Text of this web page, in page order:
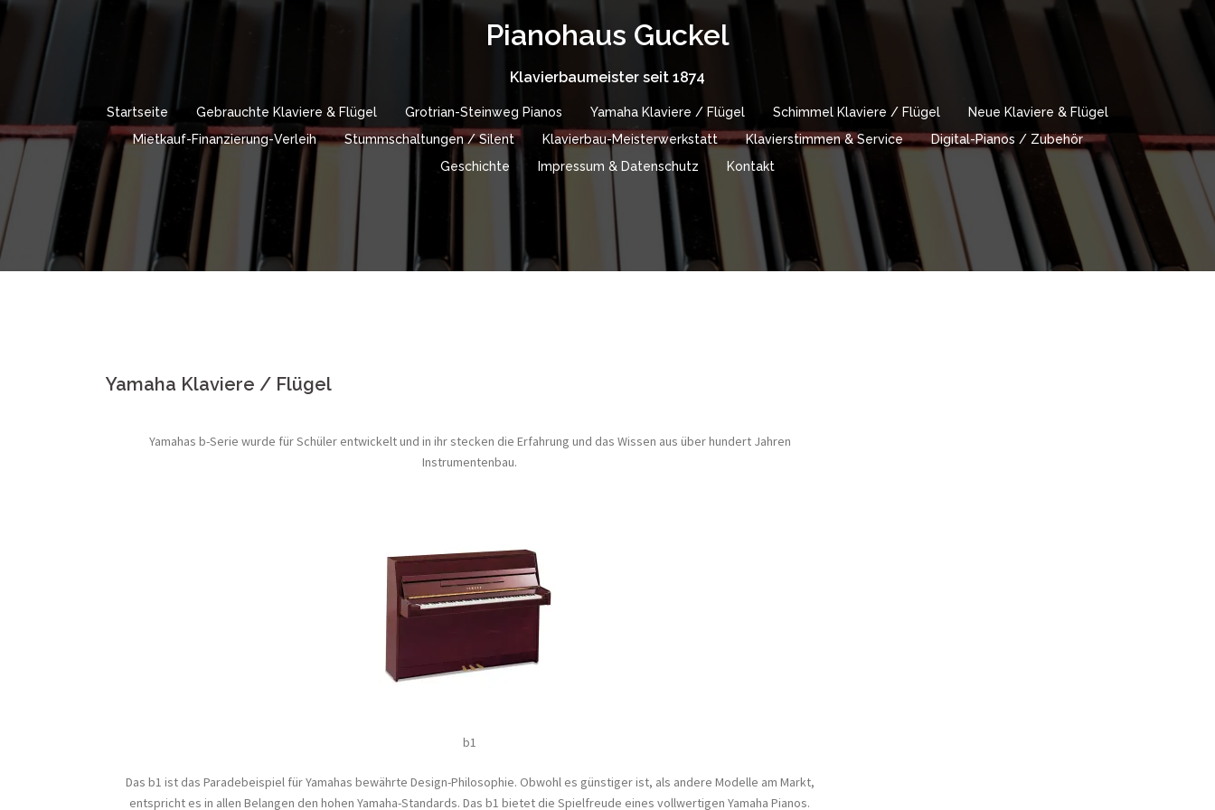
Springe
Pianohaus Guckel
Klavierbaumeister seit 1874
Startseite Gebrauchte Klaviere & Flügel Grotrian-Steinweg Pianos Yamaha Klaviere / Flügel Schimmel Klaviere / Flügel
Neue Klaviere & Flügel
Mietkauf-Finanzierung-Verleih
Stummschaltungen / Silent Klavierbau-Meisterwerkstatt Klavierstimmen & Service
Digital-Pianos / Zubehör
Geschichte
Impressum & Datenschutz Kontakt
Yamaha Klaviere / Flügel
Yamahas b-Serie wurde für Schüler entwickelt und in ihr stecken die Erfahrung und das Wissen aus über hundert Jahren
Instrumentenbau.
b1
Das b1 ist das Paradebeispiel für Yamahas bewährte Design-Philosophie. Obwohl es günstiger ist, als andere Modelle am Markt,
entspricht es in allen Belangen den hohen Yamaha-Standards. Das b1 bietet die Spielfreude eines vollwertigen Yamaha Pianos.